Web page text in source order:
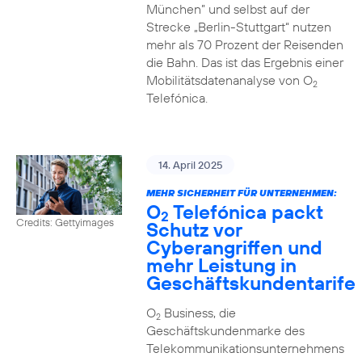
München” und selbst auf der
Strecke „Berlin-Stuttgart“ nutzen
mehr als 70 Prozent der Reisenden
die Bahn. Das ist das Ergebnis einer
Mobilitätsdatenanalyse von O2
Telefónica.
Credits: Gettyimages
14. April 2025
MEHR SICHERHEIT FÜR UNTERNEHMEN:
O2 Telefónica packt
Schutz vor
Cyberangriffen und
mehr Leistung in
Geschäftskundentarife
O2Business, die
Geschäftskundenmarke des
Telekommunikationsunternehmens